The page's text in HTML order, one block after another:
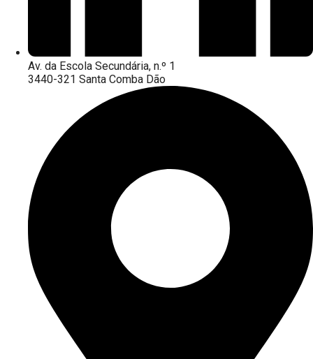
Av. da Escola Secundária, n.º 1
3440-321 Santa Comba Dão